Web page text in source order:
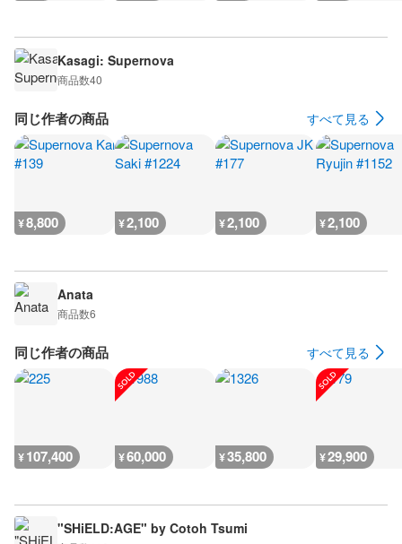
Kasagi: Supernova
商品数40
同じ作者の商品 すべて見る
¥8,800 ¥2,100 ¥2,100 ¥2,100
Anata
商品数6
同じ作者の商品 すべて見る
¥107,400 ¥60,000 ¥35,800 ¥29,900
"SHiELD:AGE" by Cotoh Tsumi